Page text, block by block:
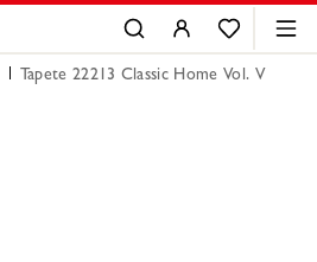
Tapete 22213 Classic Home Vol. V